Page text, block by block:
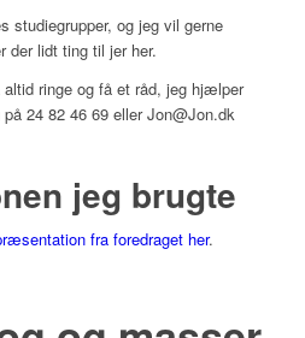
studiegrupper, og jeg vil gerne
der lidt ting til jer her.
ringe og få et råd, jeg hjælper
24 82 46 69 eller Jon@Jon.dk
jeg brugte
fra foredraget her.